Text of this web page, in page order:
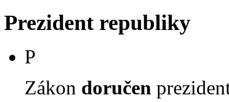
Prezident republiky
P
Zákon doručen